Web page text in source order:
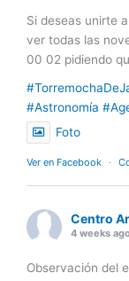
Si deseas unirte
ver todas las
00 02 pidiendo
#Astronomía
Foto
Ver en Facebook ·
Centro
4 weeks
Observación del